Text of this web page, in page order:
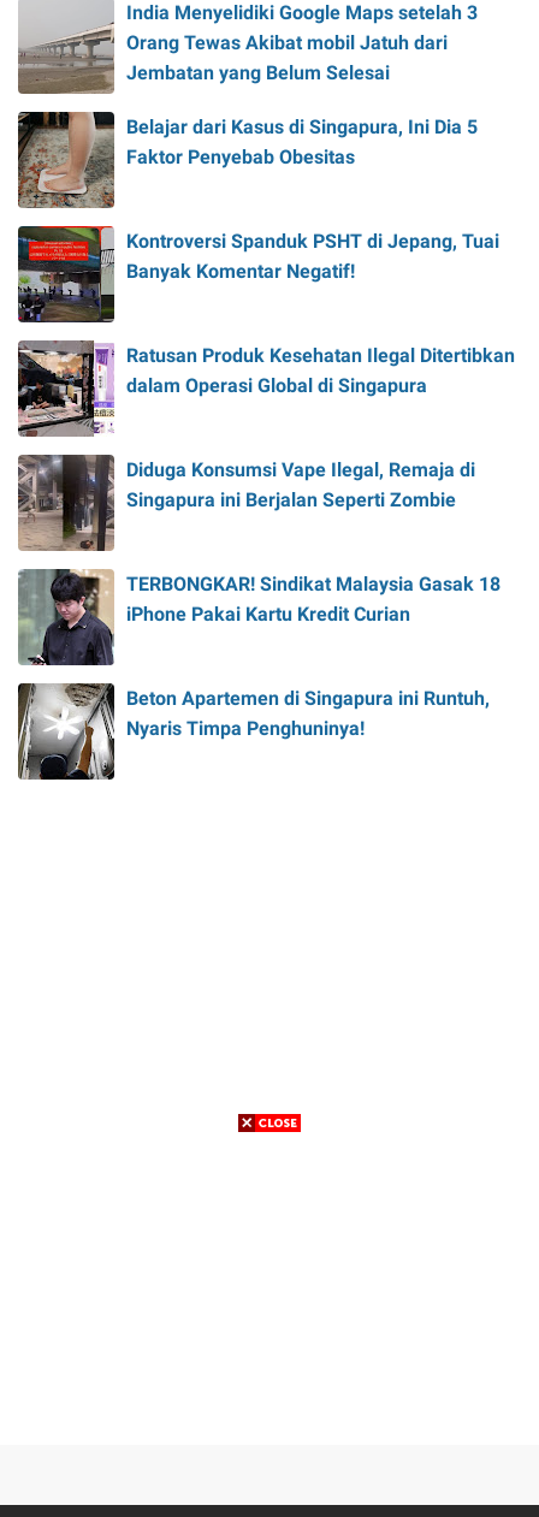
India Menyelidiki Google Maps setelah 3
Orang Tewas Akibat mobil Jatuh dari
Jembatan yang Belum Selesai
Belajar dari Kasus di Singapura, Ini Dia 5
Faktor Penyebab Obesitas
Kontroversi Spanduk PSHT di Jepang, Tuai
Banyak Komentar Negatif!
Ratusan Produk Kesehatan Ilegal Ditertibkan
dalam Operasi Global di Singapura
Diduga Konsumsi Vape Ilegal, Remaja di
Singapura ini Berjalan Seperti Zombie
TERBONGKAR! Sindikat Malaysia Gasak 18
iPhone Pakai Kartu Kredit Curian
Beton Apartemen di Singapura ini Runtuh,
Nyaris Timpa Penghuninya!